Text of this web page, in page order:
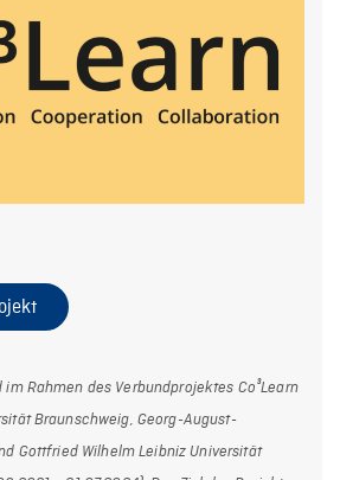
Rahmen des Verbundprojektes Co³Learn
Braunschweig, Georg-August-
Gottfried Wilhelm Leibniz Universität